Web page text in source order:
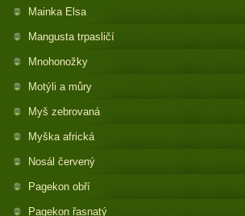
Mainka Elsa
Mangusta trpasličí
Mnohonožky
Motýli a můry
Myš zebrovaná
Myška africká
Nosál červený
Pagekon obří
Pagekon řasnatý